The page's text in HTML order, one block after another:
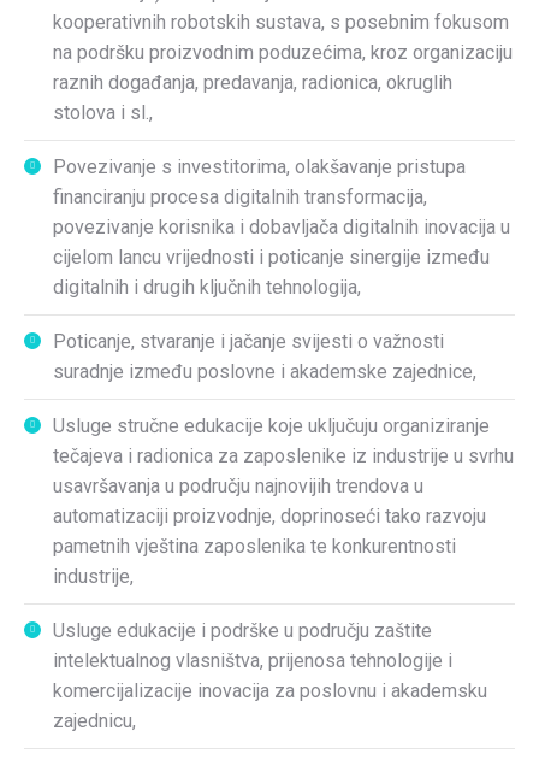
kooperativnih robotskih sustava, s posebnim fokusom
na podršku proizvodnim poduzećima, kroz organizaciju
raznih događanja, predavanja, radionica, okruglih
stolova i sl.,
Povezivanje s investitorima, olakšavanje pristupa
financiranju procesa digitalnih transformacija,
povezivanje korisnika i dobavljača digitalnih inovacija u
cijelom lancu vrijednosti i poticanje sinergije između
digitalnih i drugih ključnih tehnologija,
Poticanje, stvaranje i jačanje svijesti o važnosti
suradnje između poslovne i akademske zajednice,
Usluge stručne edukacije koje uključuju organiziranje
tečajeva i radionica za zaposlenike iz industrije u svrhu
usavršavanja u području najnovijih trendova u
automatizaciji proizvodnje, doprinoseći tako razvoju
pametnih vještina zaposlenika te konkurentnosti
industrije,
Usluge edukacije i podrške u području zaštite
intelektualnog vlasništva, prijenosa tehnologije i
komercijalizacije inovacija za poslovnu i akademsku
zajednicu,